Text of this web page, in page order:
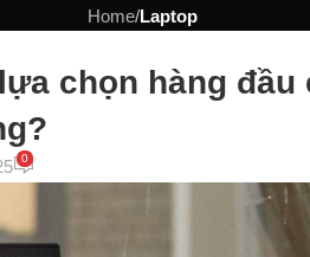
Home/Laptop
chọn hàng đầu
0